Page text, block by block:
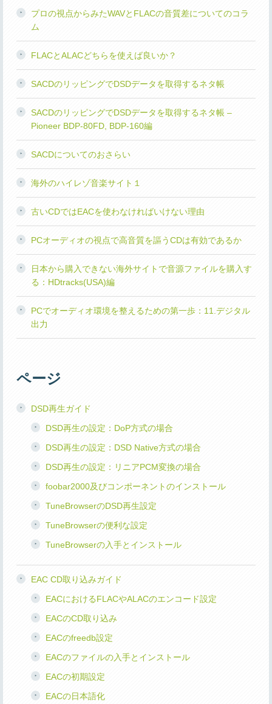
プロの視点からみたWAVとFLACの音質差についてのコラ
ム
FLACとALACどちらを使えば良いか？
SACDのリッピングでDSDデータを取得するネタ帳
SACDのリッピングでDSDデータを取得するネタ帳 –
Pioneer BDP-80FD, BDP-160編
SACDについてのおさらい
海外のハイレゾ音楽サイト１
古いCDではEACを使わなければいけない理由
PCオーディオの視点で高音質を謳うCDは有効であるか
日本から購入できない海外サイトで音源ファイルを購入す
る：HDtracks(USA)編
PCでオーディオ環境を整えるための第一歩：11.デジタル
出力
ページ
DSD再生ガイド
DSD再生の設定：DoP方式の場合
DSD再生の設定：DSD Native方式の場合
DSD再生の設定：リニアPCM変換の場合
foobar2000及びコンポーネントのインストール
TuneBrowserのDSD再生設定
TuneBrowserの便利な設定
TuneBrowserの入手とインストール
EAC CD取り込みガイド
EACにおけるFLACやALACのエンコード設定
EACのCD取り込み
EACのfreedb設定
EACのファイルの入手とインストール
EACの初期設定
EACの日本語化